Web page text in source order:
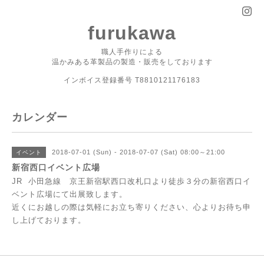
furukawa
職人手作りによる
温かみある革製品の製造・販売をしております
インボイス登録番号 T8810121176183
カレンダー
イベント 2018-07-01 (Sun) - 2018-07-07 (Sat) 08:00～21:00
新宿西口イベント広場
JR 小田急線 京王新宿駅西口改札口より徒歩３分の新宿西口イ
ベント広場にて出展致します。
近くにお越しの際は気軽にお立ち寄りください、心よりお待ち申
し上げております。